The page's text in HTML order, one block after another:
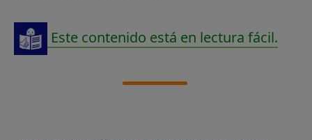
Este contenido está en lectura fácil.